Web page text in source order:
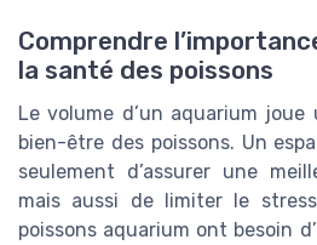
Comprendre
la santé des poissons
Le volume d’un aquarium
bien-être des poissons. Un
seulement d’assurer une
mais aussi de limiter le
poissons aquarium ont besoin